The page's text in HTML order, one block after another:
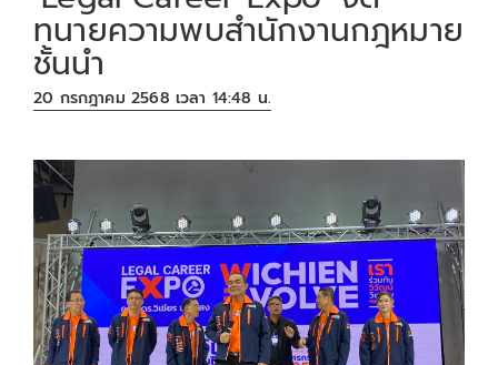
ทนายความพบสำนักงานกฎหมาย
ชั้นนำ
20 กรกฎาคม 2568 เวลา 14:48 น.